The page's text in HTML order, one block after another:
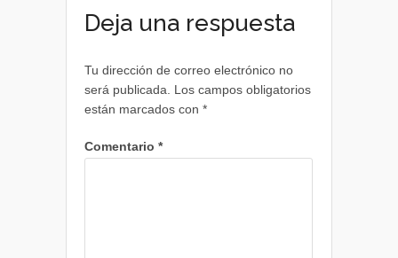
Deja una respuesta
Tu dirección de correo electrónico no
será publicada.
Los campos obligatorios
están marcados con *
Comentario *